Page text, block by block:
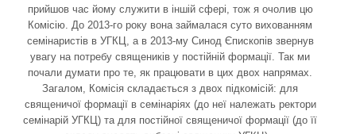
прийшов час йому служити в іншій сфері, тож я очолив цю
Комісію. До 2013-го року вона займалася суто вихованням
семінаристів в УГКЦ, а в 2013-му Синод Єпископів звернув
увагу на потребу священиків у постійній формації. Так ми
почали думати про те, як працювати в цих двох напрямах.
Загалом, Комісія складається з двох підкомісій: для
священичої формації в семінаріях (до неї належать ректори
семінарій УГКЦ) та для постійної священичої формації (до її